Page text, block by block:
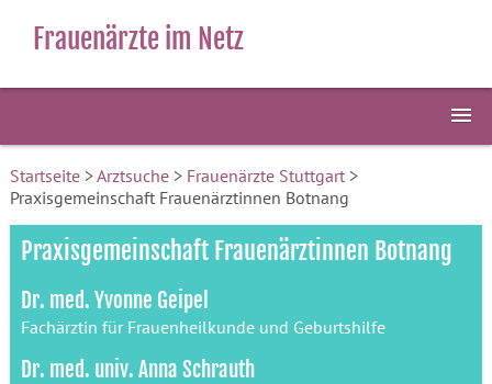
Frauenärzte im Netz
Startseite>Arztsuche> Frauenärzte Stuttgart>
Praxisgemeinschaft Frauenärztinnen Botnang
Praxisgemeinschaft Frauenärztinnen Botnang
Dr. med. Yvonne Geipel
Fachärztin für Frauenheilkunde und Geburtshilfe
Dr. med. univ. Anna Schrauth